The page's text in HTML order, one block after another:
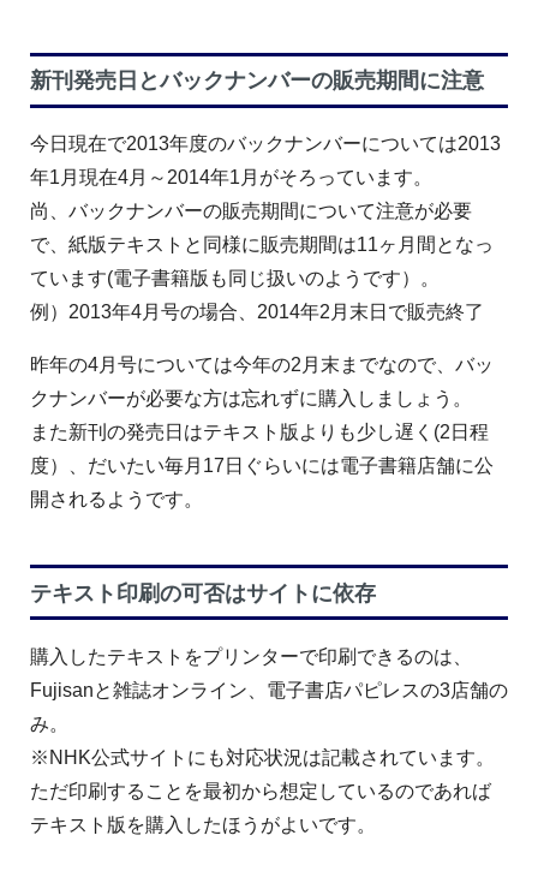
新刊発売日とバックナンバーの販売期間に注意
今日現在で2013年度のバックナンバーについては2013
年1月現在4月～2014年1月がそろっています。
尚、バックナンバーの販売期間について注意が必要
で、紙版テキストと同様に販売期間は11ヶ月間となっ
ています(電子書籍版も同じ扱いのようです）。
例）2013年4月号の場合、2014年2月末日で販売終了
昨年の4月号については今年の2月末までなので、バッ
クナンバーが必要な方は忘れずに購入しましょう。
また新刊の発売日はテキスト版よりも少し遅く(2日程
度）、だいたい毎月17日ぐらいには電子書籍店舗に公
開されるようです。
テキスト印刷の可否はサイトに依存
購入したテキストをプリンターで印刷できるのは、
Fujisanと雑誌オンライン、電子書店パピレスの3店舗の
み。
※NHK公式サイトにも対応状況は記載されています。
ただ印刷することを最初から想定しているのであれば
テキスト版を購入したほうがよいです。